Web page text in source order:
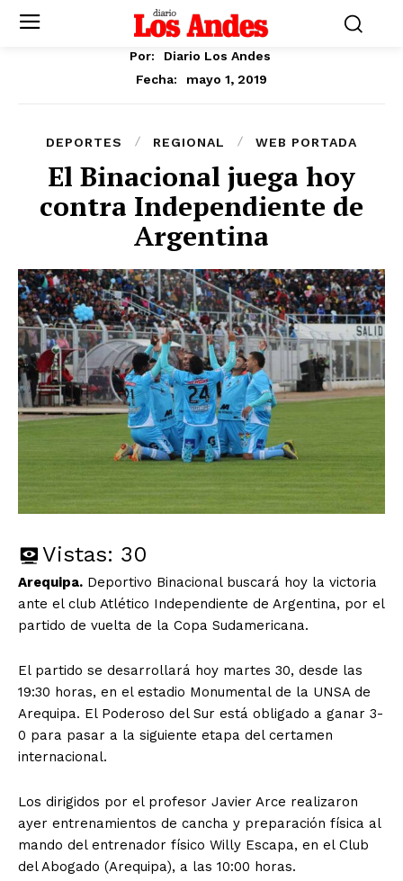
Por:
Diario Los Andes
Fecha:
mayo 1, 2019
DEPORTES REGIONAL WEB PORTADA
El Binacional juega hoy
contra Independiente de
Argentina
Vistas: 30
Arequipa. Deportivo Binacional buscará hoy la victoria
ante el club Atlético Independiente de Argentina, por el
partido de vuelta de la Copa Sudamericana.
El partido se desarrollará hoy martes 30, desde las
19:30 horas, en el estadio Monumental de la UNSA de
Arequipa. El Poderoso del Sur está obligado a ganar 3-
0 para pasar a la siguiente etapa del certamen
internacional.
Los dirigidos por el profesor Javier Arce realizaron
ayer entrenamientos de cancha y preparación física al
mando del entrenador físico Willy Escapa, en el Club
del Abogado (Arequipa), a las 10:00 horas.